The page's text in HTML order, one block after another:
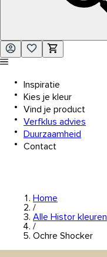
Inspiratie
Kies je kleur
Vind je product
Verfklus advies
Duurzaamheid
Contact
Home
/
Alle Histor kleuren
/
Ochre Shocker